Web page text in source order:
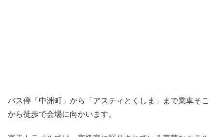
バス停「中洲町」から「アスティとくしま」まで乗車そこ
から徒歩で会場に向かいます。